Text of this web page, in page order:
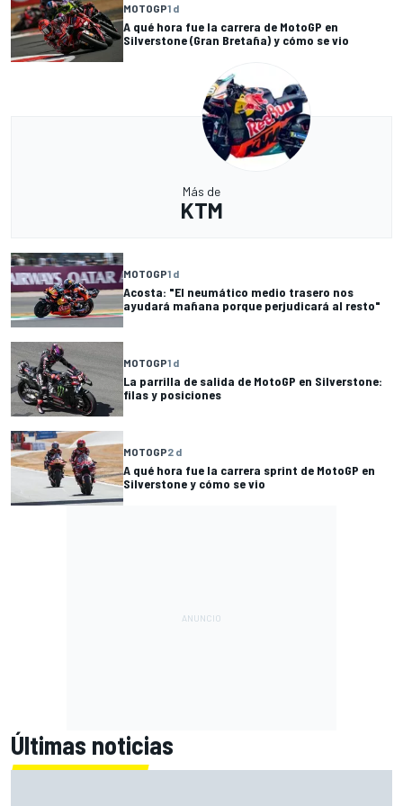
MOTOGP1 d
A qué hora fue la carrera de MotoGP en
Silverstone (Gran Bretaña) y cómo se vio
Más de
KTM
MOTOGP1 d
Acosta: "El neumático medio trasero nos
ayudará mañana porque perjudicará al resto"
MOTOGP1 d
La parrilla de salida de MotoGP en Silverstone:
filas y posiciones
MOTOGP2 d
A qué hora fue la carrera sprint de MotoGP en
Silverstone y cómo se vio
Últimas noticias